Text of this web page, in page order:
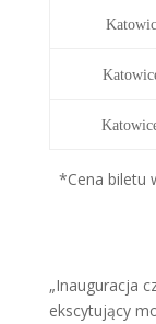
*Cena biletu
„Inauguracja
ekscytujący